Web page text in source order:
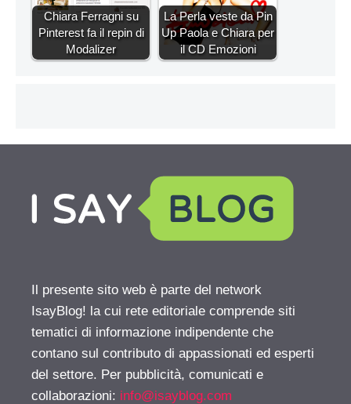
Chiara Ferragni su
Pinterest fa il repin di
Modalizer
La Perla veste da Pin
Up Paola e Chiara per
il CD Emozioni
Il presente sito web è parte del network
IsayBlog! la cui rete editoriale comprende siti
tematici di informazione indipendente che
contano sul contributo di appassionati ed esperti
del settore. Per pubblicità, comunicati e
collaborazioni: info@isayblog.com